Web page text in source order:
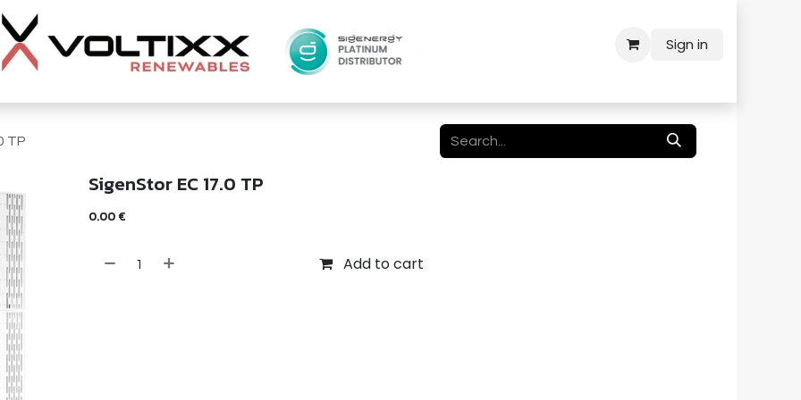
Sign in
TP
SigenStor EC 17.0 TP
0.00€
Add to cart